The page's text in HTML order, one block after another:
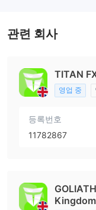
관련 회사
TITAN
영업 중
등록번호
11782867